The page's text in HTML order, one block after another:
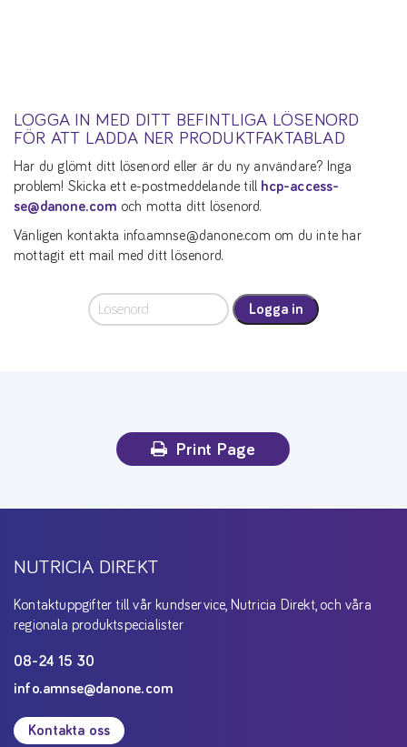
LOGGA IN MED DITT BEFINTLIGA LÖSENORD
FÖR ATT LADDA NER PRODUKTFAKTABLAD
Har du glömt ditt lösenord eller är du ny användare? Inga
problem! Skicka ett e-postmeddelande till hcp-access-
se@danone.com och motta ditt lösenord.
Vänligen kontakta info.amnse@danone.com om du inte har
mottagit ett mail med ditt lösenord.
Logga in
Print Page
NUTRICIA DIREKT
Kontaktuppgifter till vår kundservice, Nutricia Direkt, och våra
regionala produktspecialister
08-24 15 30
info.amnse@danone.com
Kontakta oss